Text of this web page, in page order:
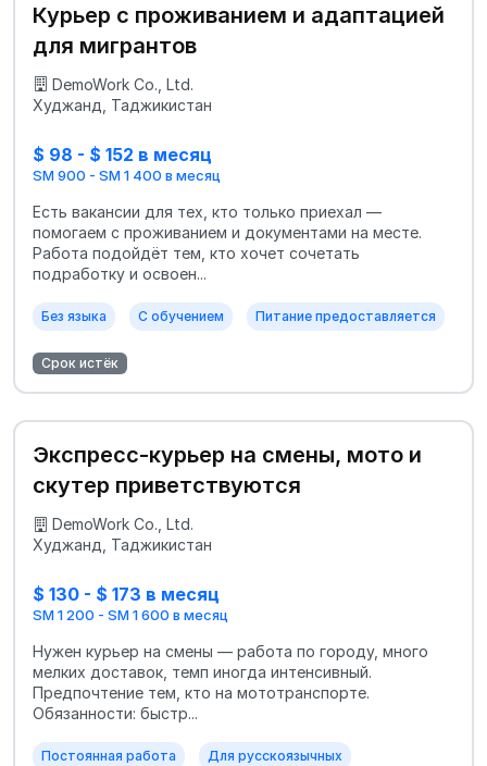
Курьер с проживанием и адаптацией
для мигрантов
DemoWork Co., Ltd.
Худжанд, Таджикистан
$ 98 - $ 152 в месяц
SM 900 - SM 1 400 в месяц
Есть вакансии для тех, кто только приехал —
помогаем с проживанием и документами на месте.
Работа подойдёт тем, кто хочет сочетать
подработку и освоен...
Без языка С обучением Питание предоставляется
Срок истёк
Экспресс-курьер на смены, мото и
скутер приветствуются
DemoWork Co., Ltd.
Худжанд, Таджикистан
$ 130 - $ 173 в месяц
SM 1 200 - SM 1 600 в месяц
Нужен курьер на смены — работа по городу, много
мелких доставок, темп иногда интенсивный.
Предпочтение тем, кто на мототранспорте.
Обязанности: быстр...
Постоянная работа Для русскоязычных